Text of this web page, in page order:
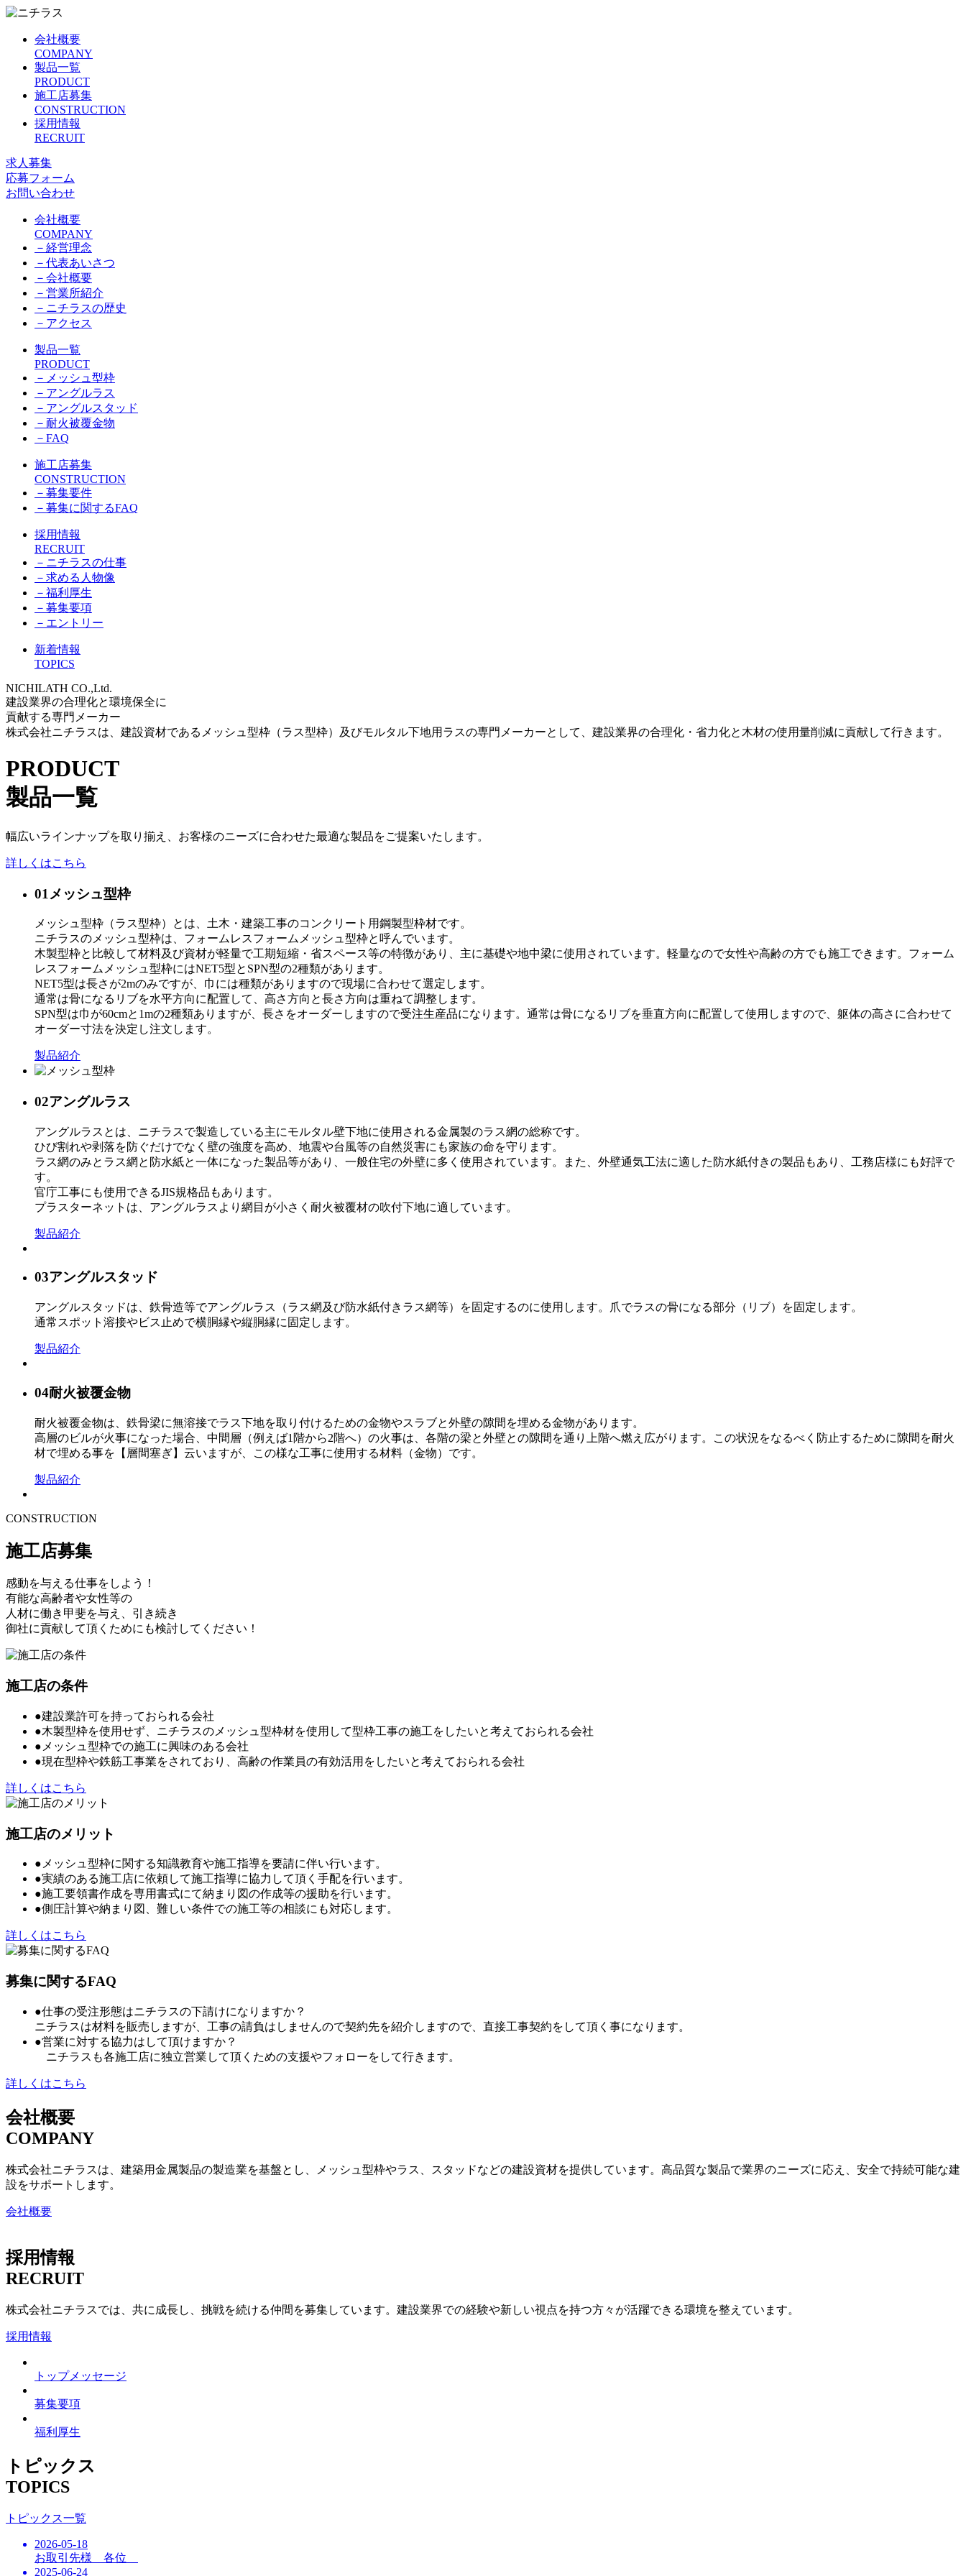
会社概要
COMPANY
製品一覧
PRODUCT
施工店募集
CONSTRUCTION
採用情報
RECRUIT
求人募集
応募フォーム
お問い合わせ
会社概要
COMPANY
－ 経営理念
－ 代表あいさつ
－ 会社概要
－ 営業所紹介
－ ニチラスの歴史
－ アクセス
製品一覧
PRODUCT
－ メッシュ型枠
－ アングルラス
－ アングルスタッド
－ 耐火被覆金物
－ FAQ
施工店募集
CONSTRUCTION
－ 募集要件
－ 募集に関するFAQ
採用情報
RECRUIT
－ ニチラスの仕事
－ 求める人物像
－ 福利厚生
－ 募集要項
－ エントリー
新着情報
TOPICS
NICHILATH CO.,Ltd.
建設業界の合理化と環境保全に
貢献する専門メーカー
株式会社ニチラスは、建設資材であるメッシュ型枠（ラス型枠）及びモルタル下地用ラスの専門メーカーとして、建設業界の合理化・省力化と木材の使用量削減に貢献して行きます。
PRODUCT
製品一覧
幅広いラインナップを取り揃え、お客様のニーズに合わせた最適な製品をご提案いたします。
詳しくはこちら
01 メッシュ型枠
メッシュ型枠（ラス型枠）とは、土木・建築工事のコンクリート用鋼製型枠材です。
ニチラスのメッシュ型枠は、フォームレスフォームメッシュ型枠と呼んでいます。
木製型枠と比較して材料及び資材が軽量で工期短縮・省スペース等の特徴があり、主に基礎や地中梁に使用されています。軽量なので女性や高齢の方でも施工できます。フォーム
レスフォームメッシュ型枠にはNET5型とSPN型の2種類があります。
NET5型は長さが2mのみですが、巾には種類がありますので現場に合わせて選定します。
通常は骨になるリブを水平方向に配置して、高さ方向と長さ方向は重ねて調整します。
SPN型は巾が60cmと1mの2種類ありますが、長さをオーダーしますので受注生産品になります。通常は骨になるリブを垂直方向に配置して使用しますので、躯体の高さに合わせて
オーダー寸法を決定し注文します。
製品紹介
02アングルラス
アングルラスとは、ニチラスで製造している主にモルタル壁下地に使用される金属製のラス網の総称です。
ひび割れや剥落を防ぐだけでなく壁の強度を高め、地震や台風等の自然災害にも家族の命を守ります。
ラス網のみとラス網と防水紙と一体になった製品等があり、一般住宅の外壁に多く使用されています。また、外壁通気工法に適した防水紙付きの製品もあり、工務店様にも好評で
す。
官庁工事にも使用できるJIS規格品もあります。
プラスターネットは、アングルラスより網目が小さく耐火被覆材の吹付下地に適しています。
製品紹介
03アングルスタッド
アングルスタッドは、鉄骨造等でアングルラス（ラス網及び防水紙付きラス網等）を固定するのに使用します。爪でラスの骨になる部分（リブ）を固定します。
通常スポット溶接やビス止めで横胴縁や縦胴縁に固定します。
製品紹介
04耐火被覆金物
耐火被覆金物は、鉄骨梁に無溶接でラス下地を取り付けるための金物やスラブと外壁の隙間を埋める金物があります。
高層のビルが火事になった場合、中間層（例えば1階から2階へ）の火事は、各階の梁と外壁との隙間を通り上階へ燃え広がります。この状況をなるべく防止するために隙間を耐火
材で埋める事を【層間塞ぎ】云いますが、この様な工事に使用する材料（金物）です。
製品紹介
CONSTRUCTION
施工店募集
感動を与える仕事をしよう！
有能な高齢者や女性等の
人材に働き甲斐を与え、引き続き
御社に貢献して頂くためにも検討してください！
施工店の条件
●建設業許可を持っておられる会社
●木製型枠を使用せず、ニチラスのメッシュ型枠材を使用して型枠工事の施工をしたいと考えておられる会社
●メッシュ型枠での施工に興味のある会社
●現在型枠や鉄筋工事業をされており、高齢の作業員の有効活用をしたいと考えておられる会社
詳しくはこちら
施工店のメリット
●メッシュ型枠に関する知識教育や施工指導を要請に伴い行います。
●実績のある施工店に依頼して施工指導に協力して頂く手配を行います。
●施工要領書作成を専用書式にて納まり図の作成等の援助を行います。
●側圧計算や納まり図、難しい条件での施工等の相談にも対応します。
詳しくはこちら
募集に関するFAQ
●仕事の受注形態はニチラスの下請けになりますか？
ニチラスは材料を販売しますが、工事の請負はしませんので契約先を紹介しますので、直接工事契約をして頂く事になります。
●営業に対する協力はして頂けますか？
ニチラスも各施工店に独立営業して頂くための支援やフォローをして行きます。
詳しくはこちら
会社概要
COMPANY
株式会社ニチラスは、建築用金属製品の製造業を基盤とし、メッシュ型枠やラス、スタッドなどの建設資材を提供しています。高品質な製品で業界のニーズに応え、安全で持続可能な建
設をサポートします。
会社概要
採用情報
RECRUIT
株式会社ニチラスでは、共に成長し、挑戦を続ける仲間を募集しています。建設業界での経験や新しい視点を持つ方々が活躍できる環境を整えています。
採用情報
トップメッセージ
募集要項
福利厚生
トピックス
TOPICS
トピックス一覧
2026-05-18
お取引先様 各位
2025-06-24